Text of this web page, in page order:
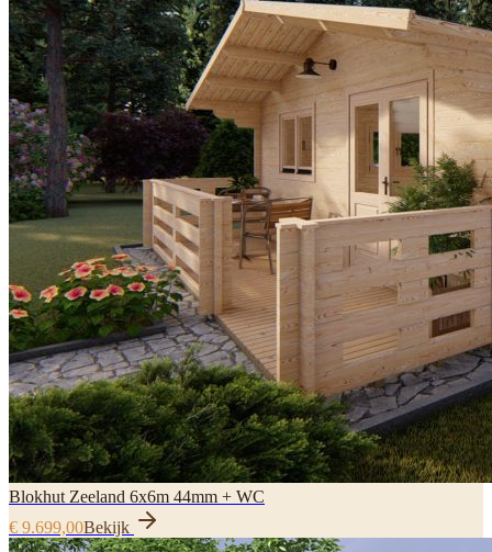
Blokhut Zeeland 6x6m 44mm + WC
€ 9.699,00Bekijk